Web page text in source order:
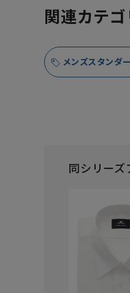
関連カテ
メンズスタンダ
同シリーズ